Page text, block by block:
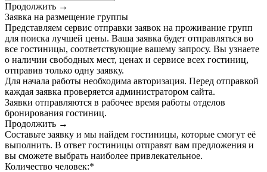
Продолжить →
Заявка на размещение группы
Представляем сервис отправки заявок на проживание групп
для поиска лучшей цены. Ваша заявка будет отправляться во
все гостиницы, соответствующие вашему запросу. Вы узнаете
о наличии свободных мест, ценах и сервисе всех гостиниц,
отправив только одну заявку.
Для начала работы необходима авторизация. Перед отправкой
каждая заявка проверяется администратором сайта.
Заявки отправляются в рабочее время работы отделов
бронирования гостиниц.
Продолжить →
Составьте заявку и мы найдем гостиницы, которые смогут её
выполнить. В ответ гостиницы отправят вам предложения и
вы сможете выбрать наиболее привлекательное.
Количество человек:*